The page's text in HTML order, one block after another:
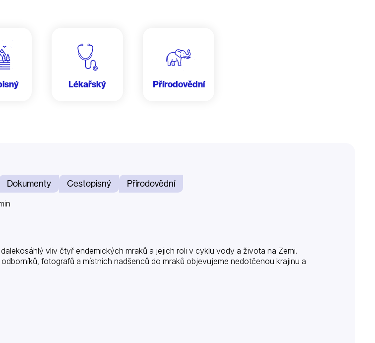
Lékařský Přírodovědní
Dokumenty Cestopisný Přírodovědní
vliv čtyř endemických mraků a jejich roli v cyklu vody a života na Zemi.
fotografů a místních nadšenců do mraků objevujeme nedotčenou krajinu a